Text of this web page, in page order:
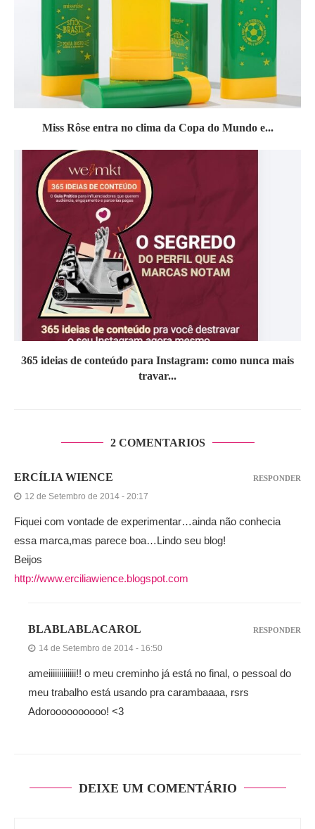
Miss Rôse entra no clima da Copa do Mundo e...
365 ideias de conteúdo para Instagram: como nunca mais
travar...
2 COMENTARIOS
ERCÍLIA WIENCE
12 de Setembro de 2014 - 20:17
Fiquei com vontade de experimentar…ainda não conhecia
essa marca,mas parece boa…Lindo seu blog!
Beijos
http://www.erciliawience.blogspot.com
RESPONDER
BLABLABLACAROL
14 de Setembro de 2014 - 16:50
ameiiiiiiiiiiiii!! o meu creminho já está no final, o pessoal do
meu trabalho está usando pra carambaaaa, rsrs
Adoroooooooooo! <3
RESPONDER
DEIXE UM COMENTÁRIO